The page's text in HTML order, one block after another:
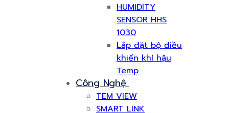
HUMIDITY
SENSOR HHS
1030
Lắp đặt bộ điều
khiển khí hậu
Temp
Công Nghệ
TEM VIEW
SMART LINK